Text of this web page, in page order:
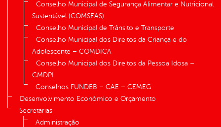
Conselho Municipal de Segurança Alimentar e Nutricional
Sustentável (COMSEAS)
Conselho Municipal de Trânsito e Transporte
Conselho Municipal dos Direitos da Criança e do
Adolescente – COMDICA
Conselho Municipal dos Direitos da Pessoa Idosa –
CMDPI
Conselhos FUNDEB – CAE – CEMEG
Desenvolvimento Econômico e Orçamento
Secretarias
Administração